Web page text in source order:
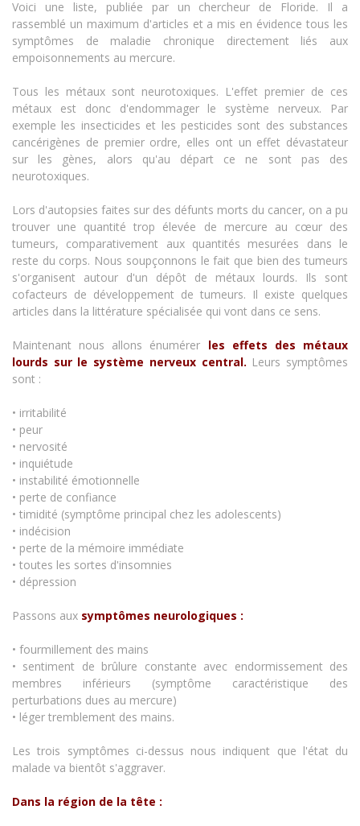
Voici une liste, publiée par un chercheur de Floride. Il a
rassemblé un maximum d'articles et a mis en évidence tous les
symptômes de maladie chronique directement liés aux
empoisonnements au mercure.
Tous les métaux sont neurotoxiques. L'effet premier de ces
métaux est donc d'endommager le système nerveux. Par
exemple les insecticides et les pesticides sont des substances
cancérigènes de premier ordre, elles ont un effet dévastateur
sur les gènes, alors qu'au départ ce ne sont pas des
neurotoxiques.
Lors d'autopsies faites sur des défunts morts du cancer, on a pu
trouver une quantité trop élevée de mercure au cœur des
tumeurs, comparativement aux quantités mesurées dans le
reste du corps. Nous soupçonnons le fait que bien des tumeurs
s'organisent autour d'un dépôt de métaux lourds. Ils sont
cofacteurs de développement de tumeurs. Il existe quelques
articles dans la littérature spécialisée qui vont dans ce sens.
Maintenant nous allons énumérer les effets des métaux
lourds sur le système nerveux central. Leurs symptômes
sont :
• irritabilité
• peur
• nervosité
• inquiétude
• instabilité émotionnelle
• perte de confiance
• timidité (symptôme principal chez les adolescents)
• indécision
• perte de la mémoire immédiate
• toutes les sortes d'insomnies
• dépression
Passons aux symptômes neurologiques :
• fourmillement des mains
• sentiment de brûlure constante avec endormissement des
membres inférieurs (symptôme caractéristique des
perturbations dues au mercure)
• léger tremblement des mains.
Les trois symptômes ci-dessus nous indiquent que l'état du
malade va bientôt s'aggraver.
Dans la région de la tête :